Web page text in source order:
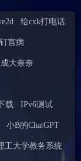
给cxk打电话
宫病
大奈奈
载 IPv6测试
小B的ChatGPT
工大学教务系统